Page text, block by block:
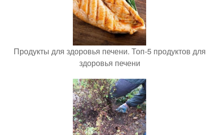
Продукты для здоровья печени. Топ-5 продуктов для
здоровья печени